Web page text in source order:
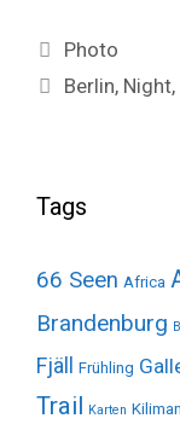
Categories
Photo
Tags
Berlin, Night,
Tags
66 Seen Africa
Brandenburg
Fjäll Frühling
Trail Karten